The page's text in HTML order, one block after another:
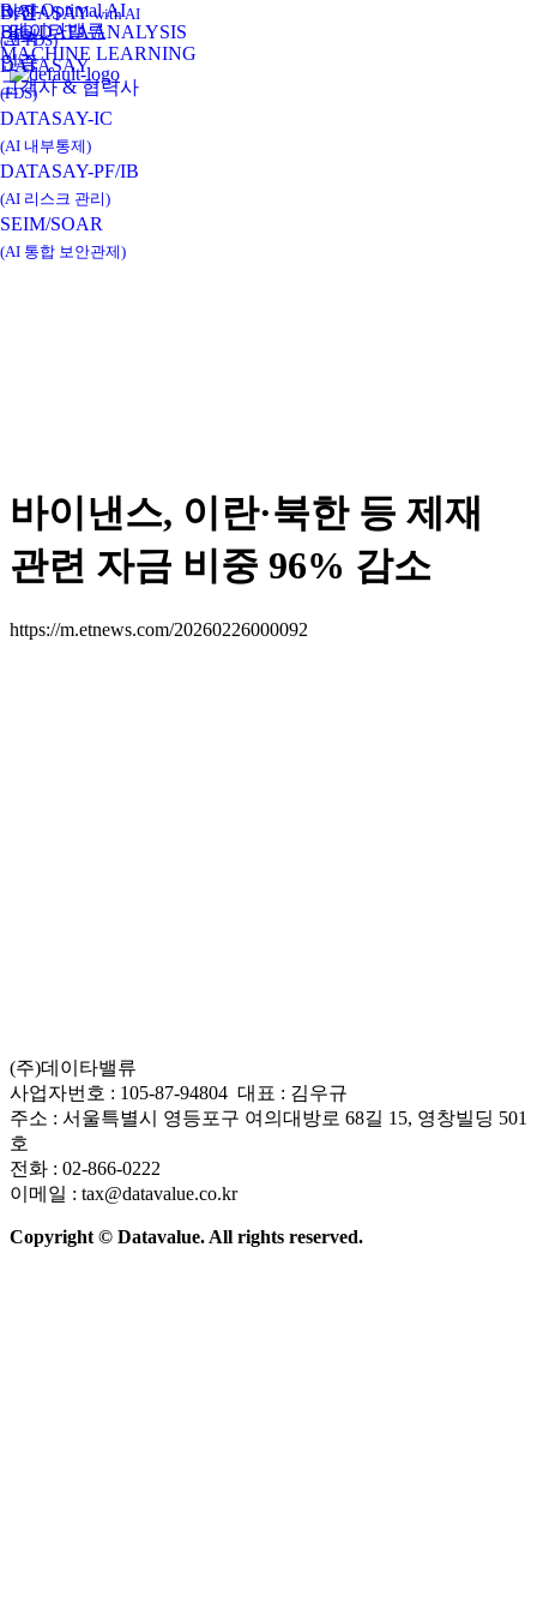
데이타밸류
비전
연혁
인증
고객사 & 협력사
DATASAYwith AI
(AI-FDS)
DATASAY
(FDS)
DATASAY-IC
(AI 내부통제)
DATASAY-PF/IB
(AI 리스크 관리)
SEIM/SOAR
(AI 통합 보안관제)
Real-Optimal AI
BIG DATA ANALYSIS
MACHINE LEARNING
바이낸스, 이란·북한 등 제재
관련 자금 비중 96% 감소
https://m.etnews.com/20260226000092
(주)데이타밸류
사업자번호 : 105-87-94804 대표 : 김우규
주소 : 서울특별시 영등포구 여의대방로 68길 15, 영창빌딩 501
호
전화 : 02-866-0222
이메일 : tax@datavalue.co.kr
Copyright © Datavalue. All rights reserved.